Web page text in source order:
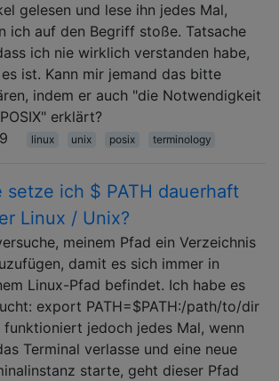
gelesen und lese ihn jedes Mal,
ich auf den Begriff stoße. Tatsache
ich nie wirklich verstanden habe,
ist. Kann mir jemand das bitte
indem er auch "die Notwendigkeit
erklärt?
linux unix posix terminology
setze ich $ PATH dauerhaft
Linux / Unix?
meinem Pfad ein Verzeichnis
damit es sich immer in
Linux-Pfad befindet. Ich habe es
export PATH=$PATH:/path/to/dir
funktioniert jedoch jedes Mal, wenn
Terminal verlasse und eine neue
starte, geht dieser Pfad